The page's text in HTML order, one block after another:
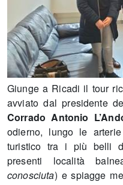
Giunge a Ricadi il tour
avviato dal presidente
Corrado Antonio
odierno, lungo le
turistico tra i più belli
presenti località
conosciuta) e spiagge